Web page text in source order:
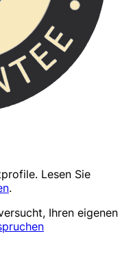
. Lesen Sie
.
Ihren eigenen